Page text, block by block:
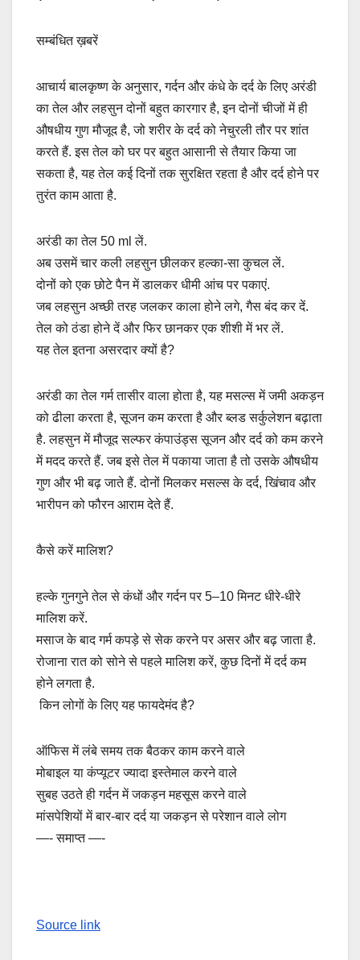
सम्बंधित ख़बरें
आचार्य बालकृष्ण के अनुसार, गर्दन और कंधे के दर्द के लिए अरंडी
का तेल और लहसुन दोनों बहुत कारगार है, इन दोनों चीजों में ही
औषधीय गुण मौजूद है, जो शरीर के दर्द को नेचुरली तौर पर शांत
करते हैं. इस तेल को घर पर बहुत आसानी से तैयार किया जा
सकता है, यह तेल कई दिनों तक सुरक्षित रहता है और दर्द होने पर
तुरंत काम आता है.
अरंडी का तेल 50 ml लें.
अब उसमें चार कली लहसुन छीलकर हल्का-सा कुचल लें.
दोनों को एक छोटे पैन में डालकर धीमी आंच पर पकाएं.
जब लहसुन अच्छी तरह जलकर काला होने लगे, गैस बंद कर दें.
तेल को ठंडा होने दें और फिर छानकर एक शीशी में भर लें.
यह तेल इतना असरदार क्यों है?
अरंडी का तेल गर्म तासीर वाला होता है, यह मसल्स में जमी अकड़न
को ढीला करता है, सूजन कम करता है और ब्लड सर्कुलेशन बढ़ाता
है. लहसुन में मौजूद सल्फर कंपाउंड्स सूजन और दर्द को कम करने
में मदद करते हैं. जब इसे तेल में पकाया जाता है तो उसके औषधीय
गुण और भी बढ़ जाते हैं. दोनों मिलकर मसल्स के दर्द, खिंचाव और
भारीपन को फौरन आराम देते हैं.
कैसे करें मालिश?
हल्के गुनगुने तेल से कंधों और गर्दन पर 5–10 मिनट धीरे-धीरे
मालिश करें.
मसाज के बाद गर्म कपड़े से सेक करने पर असर और बढ़ जाता है.
रोजाना रात को सोने से पहले मालिश करें, कुछ दिनों में दर्द कम
होने लगता है.
किन लोगों के लिए यह फायदेमंद है?
ऑफिस में लंबे समय तक बैठकर काम करने वाले
मोबाइल या कंप्यूटर ज्यादा इस्तेमाल करने वाले
सुबह उठते ही गर्दन में जकड़न महसूस करने वाले
मांसपेशियों में बार-बार दर्द या जकड़न से परेशान वाले लोग
—- समाप्त —-
Source link